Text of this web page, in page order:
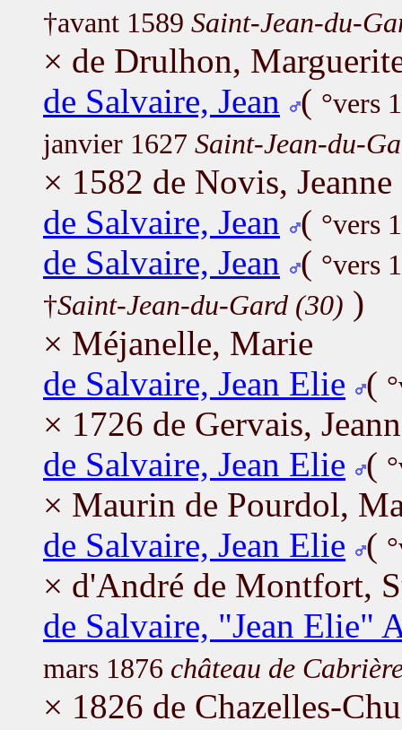
†avant 1589 Saint-Jean-du-
× de Drulhon,
de Salvaire, Jean
( °vers
janvier 1627 Saint-Jean-du-
× 1582 de Novis, Jeanne
de Salvaire, Jean
( °vers
de Salvaire, Jean ( °vers
†Saint-Jean-du-Gard (30) )
× Méjanelle, Marie
de Salvaire, Jean Elie (
× 1726 de Gervais,
de Salvaire, Jean Elie (
× Maurin de Pourdol,
de Salvaire, Jean Elie (
× d'André de Montfort,
de Salvaire, "Jean Elie"
mars 1876 château de
× 1826 de Chazelles-